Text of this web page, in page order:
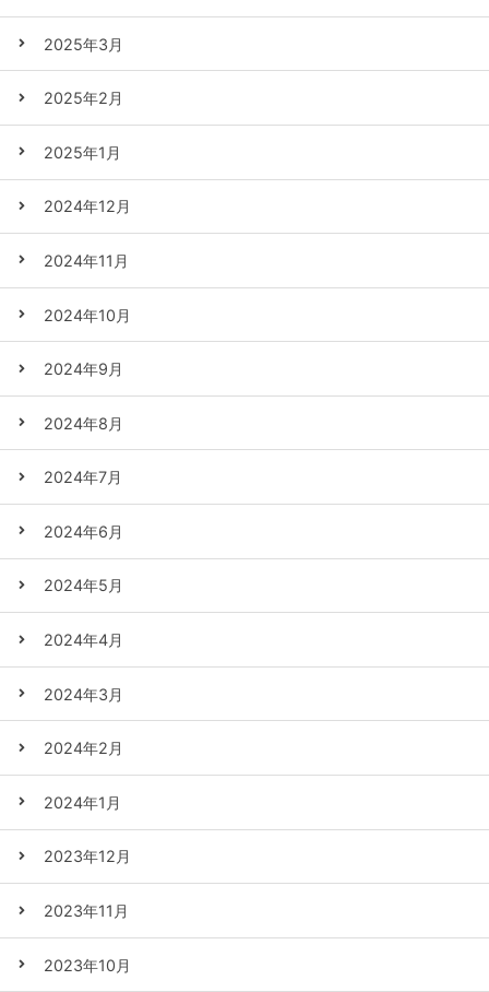
2025年3月
2025年2月
2025年1月
2024年12月
2024年11月
2024年10月
2024年9月
2024年8月
2024年7月
2024年6月
2024年5月
2024年4月
2024年3月
2024年2月
2024年1月
2023年12月
2023年11月
2023年10月